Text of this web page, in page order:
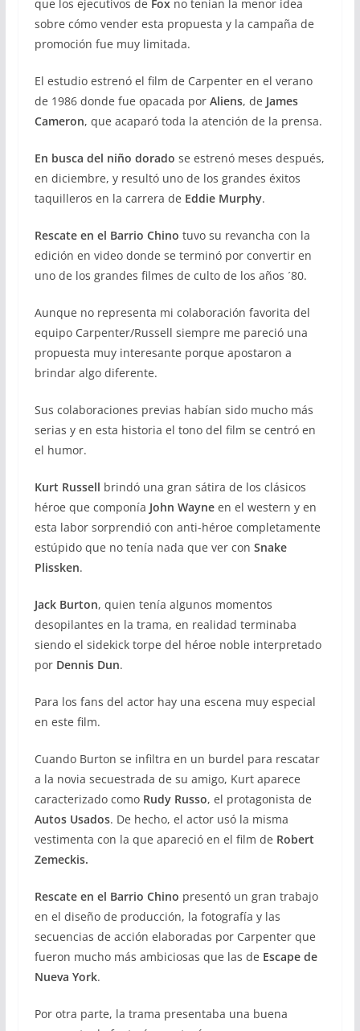
que los ejecutivos de Foxno tenían la menor idea
sobre cómo vender esta propuesta y la campaña de
promoción fue muy limitada.
El estudio estrenó el film de Carpenter en el verano
de 1986 donde fue opacada por Aliens, de James
Cameron, que acaparó toda la atención de la prensa.
En busca del niño dorado se estrenó meses después,
en diciembre, y resultó uno de los grandes éxitos
taquilleros en la carrera de Eddie Murphy.
Rescate en el Barrio Chino tuvo su revancha con la
edición en video donde se terminó por convertir en
uno de los grandes filmes de culto de los años ´80.
Aunque no representa mi colaboración favorita del
equipo Carpenter/Russell siempre me pareció una
propuesta muy interesante porque apostaron a
brindar algo diferente.
Sus colaboraciones previas habían sido mucho más
serias y en esta historia el tono del film se centró en
el humor.
Kurt Russell brindó una gran sátira de los clásicos
héroe que componía John Wayneen el western y en
esta labor sorprendió con anti-héroe completamente
estúpido que no tenía nada que ver con Snake
Plissken.
Jack Burton, quien tenía algunos momentos
desopilantes en la trama, en realidad terminaba
siendo el sidekick torpe del héroe noble interpretado
por Dennis Dun.
Para los fans del actor hay una escena muy especial
en este film.
Cuando Burton se infiltra en un burdel para rescatar
a la novia secuestrada de su amigo, Kurt aparece
caracterizado como Rudy Russo, el protagonista de
Autos Usados. De hecho, el actor usó la misma
vestimenta con la que apareció en el film de Robert
Zemeckis.
Rescate en el Barrio Chino presentó un gran trabajo
en el diseño de producción, la fotografía y las
secuencias de acción elaboradas por Carpenter que
fueron mucho más ambiciosas que las de Escape de
Nueva York.
Por otra parte, la trama presentaba una buena